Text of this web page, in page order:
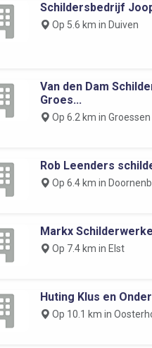
Schildersbedrijf
Op 5.6 km in Duiven
Van den Dam
Groes...
Op 6.2 km in Groessen
Rob Leenders
Op 6.4 km in
Markx
Op 7.4 km in Elst
Huting Klus en
Op 10.1 km in